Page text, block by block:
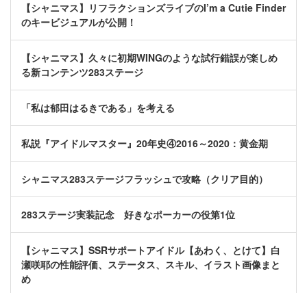
【シャニマス】リフラクションズライブのI’m a Cutie Finder
のキービジュアルが公開！
【シャニマス】久々に初期WINGのような試行錯誤が楽しめ
る新コンテンツ283ステージ
「私は郁田はるきである」を考える
私説『アイドルマスター』20年史④2016～2020：黄金期
シャニマス283ステージフラッシュで攻略（クリア目的）
283ステージ実装記念 好きなポーカーの役第1位
【シャニマス】SSRサポートアイドル【あわく、とけて】白
瀬咲耶の性能評価、ステータス、スキル、イラスト画像まと
め